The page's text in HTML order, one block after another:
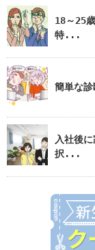
18～25
特...
簡単な診
入社後
択...